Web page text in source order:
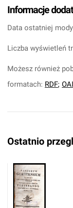
Informacje
Data ostatniej
Liczba wyświetleń
Możesz również
formatach: RDF;
Ostatnio